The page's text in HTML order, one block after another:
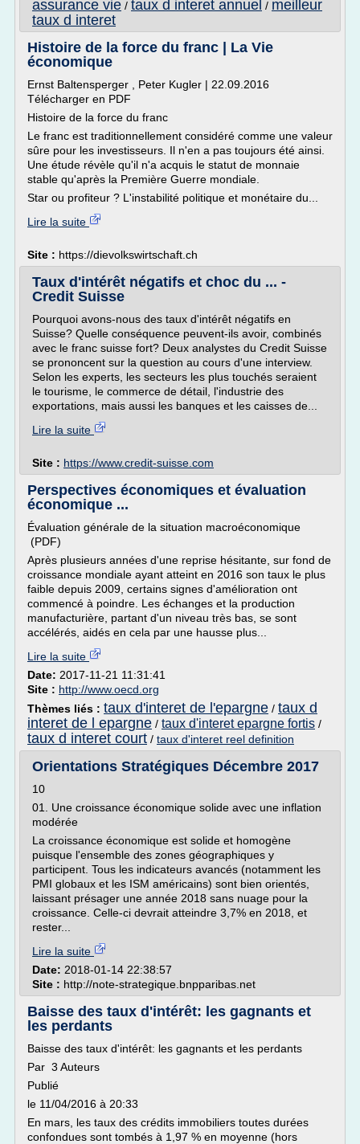
assurance vie / taux d interet annuel / meilleur
taux d interet
Histoire de la force du franc | La Vie
économique
Ernst Baltensperger , Peter Kugler | 22.09.2016
Télécharger en PDF
Histoire de la force du franc
Le franc est traditionnellement considéré comme une valeur
sûre pour les investisseurs. Il n'en a pas toujours été ainsi.
Une étude révèle qu'il n'a acquis le statut de monnaie
stable qu'après la Première Guerre mondiale.
Star ou profiteur ? L'instabilité politique et monétaire du...
Lire la suite
Site : https://dievolkswirtschaft.ch
Taux d'intérêt négatifs et choc du ... -
Credit Suisse
Pourquoi avons-nous des taux d'intérêt négatifs en
Suisse? Quelle conséquence peuvent-ils avoir, combinés
avec le franc suisse fort? Deux analystes du Credit Suisse
se prononcent sur la question au cours d'une interview.
Selon les experts, les secteurs les plus touchés seraient
le tourisme, le commerce de détail, l'industrie des
exportations, mais aussi les banques et les caisses de...
Lire la suite
Site : https://www.credit-suisse.com
Perspectives économiques et évaluation
économique ...
Évaluation générale de la situation macroéconomique
(PDF)
Après plusieurs années d'une reprise hésitante, sur fond de
croissance mondiale ayant atteint en 2016 son taux le plus
faible depuis 2009, certains signes d'amélioration ont
commencé à poindre. Les échanges et la production
manufacturière, partant d'un niveau très bas, se sont
accélérés, aidés en cela par une hausse plus...
Lire la suite
Date: 2017-11-21 11:31:41
Site : http://www.oecd.org
Thèmes liés : taux d'interet de l'epargne / taux d
interet de l epargne / taux d'interet epargne fortis /
taux d interet court / taux d'interet reel definition
Orientations Stratégiques Décembre 2017
10
01. Une croissance économique solide avec une inflation
modérée
La croissance économique est solide et homogène
puisque l'ensemble des zones géographiques y
participent. Tous les indicateurs avancés (notamment les
PMI globaux et les ISM américains) sont bien orientés,
laissant présager une année 2018 sans nuage pour la
croissance. Celle-ci devrait atteindre 3,7% en 2018, et
rester...
Lire la suite
Date: 2018-01-14 22:38:57
Site : http://note-strategique.bnpparibas.net
Baisse des taux d'intérêt: les gagnants et
les perdants
Baisse des taux d'intérêt: les gagnants et les perdants
Par 3 Auteurs
Publié
le 11/04/2016 à 20:33
En mars, les taux des crédits immobiliers toutes durées
confondues sont tombés à 1,97 % en moyenne (hors